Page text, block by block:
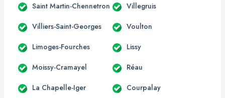
Saint Martin-Chennetron Villegruis
Villiers-Saint-Georges Voulton
Limoges-Fourches Lissy
Moissy-Cramayel Réau
La Chapelle-Iger Courpalay